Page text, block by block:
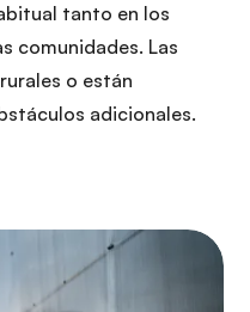
tanto en los
comunidades. Las
o están
adicionales.